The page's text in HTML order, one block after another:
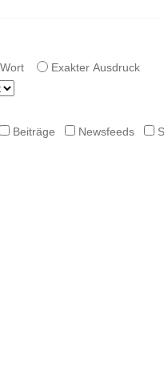
Exakter Ausdruck
Beiträge Newsfeeds